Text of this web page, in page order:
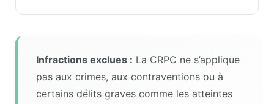
Infractions exclues : La CRPC ne s’applique
pas aux crimes, aux contraventions ou à
certains délits graves comme les atteintes